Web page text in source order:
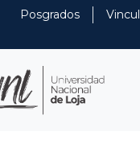
Posgrados